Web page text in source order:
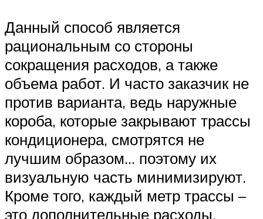
Данный способ является
рациональным со стороны
сокращения расходов, а также
объема работ. И часто заказчик не
против варианта, ведь наружные
короба, которые закрывают трассы
кондиционера, смотрятся не
лучшим образом… поэтому их
визуальную часть минимизируют.
Кроме того, каждый метр трассы –
это дополнительные расходы,